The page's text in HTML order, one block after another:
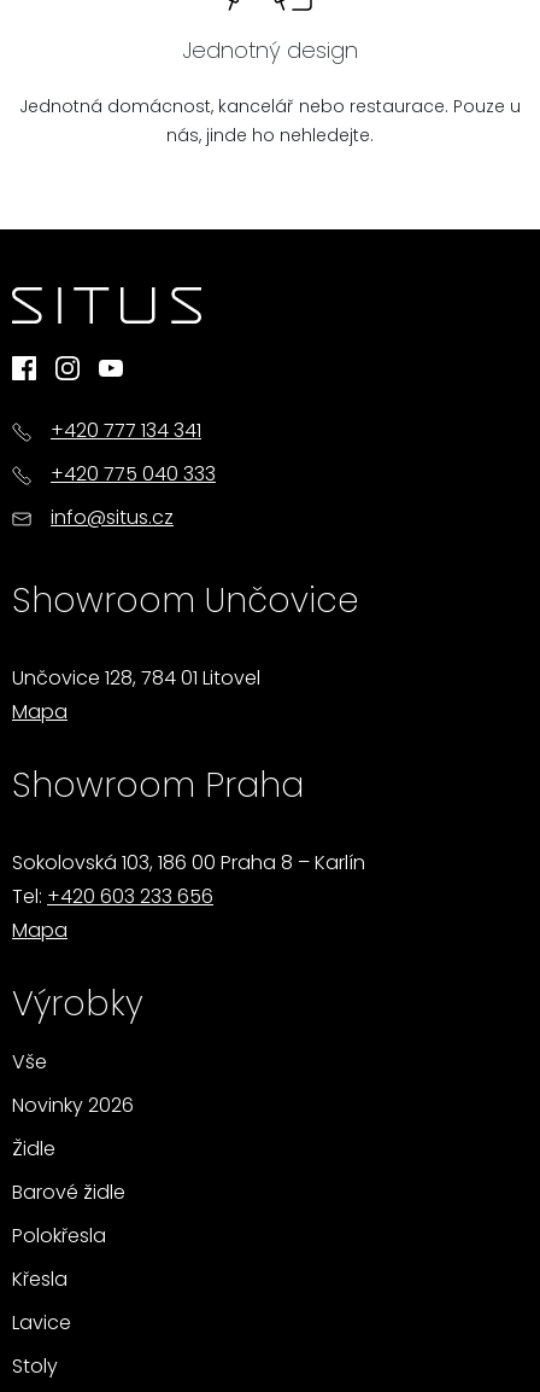
Jednotný design
Jednotná domácnost, kancelář nebo restaurace. Pouze u
nás, jinde ho nehledejte.
+420 777 134 341
+420 775 040 333
info@situs.cz
Showroom Unčovice
Unčovice 128, 784 01 Litovel
Mapa
Showroom Praha
Sokolovská 103, 186 00 Praha 8 – Karlín
Tel: +420 603 233 656
Mapa
Výrobky
Vše
Novinky 2026
Židle
Barové židle
Polokřesla
Křesla
Lavice
Stoly